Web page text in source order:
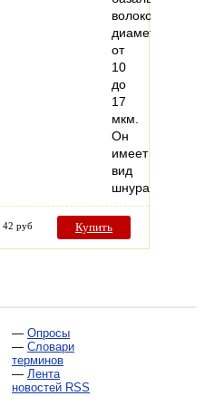
волокон
диаметром
от
10
до
17
мкм.
Он
имеет
вид
шнура…
42 руб Купить
— Опросы
— Словари
терминов
— Лента
новостей RSS